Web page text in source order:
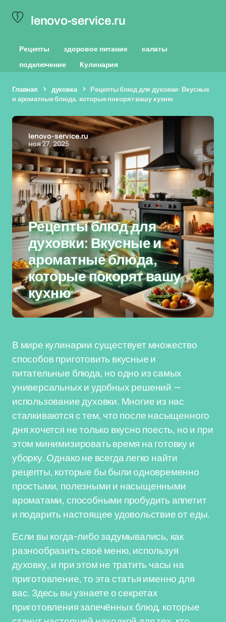
lenovo-service.ru
Рецепты здоровое питание
салаты
подключение
Кулинария
Главная духовка
Рецепты блюд для духовки: Вкусные
и ароматные блюда, которые покорят вашу кухню
lenovo-service.ru
ноя 27, 2025
Рецепты блюд для
духовки: Вкусные и
ароматные блюда,
которые покорят вашу
кухню
В мире кулинарии существует множество
способов приготовить вкусные и
питательные блюда, но одно из самых
универсальных и удобных решений —
использование духовки. Многие из нас
сталкиваются с тем, что после насыщенного
дня хочется не только вкусно поесть, но и при
этом минимизировать время на готовку и
уборку. Однако не всегда легко найти
рецепты, которые бы были одновременно
простыми, полезными и насыщенными
ароматами, способными пробудить аппетит
и подарить настоящее удовольствие от еды.
Если вы когда-либо задумывались, как
разнообразить своё меню, используя
духовку, и при этом не тратить часы на
приготовление, то эта статья именно для
вас. Здесь вы узнаете о секретах
приготовления запечённых блюд, которые